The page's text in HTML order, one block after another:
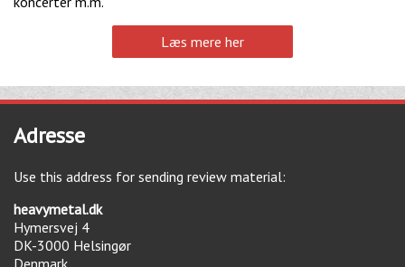
Læs mere her
Adresse
Use this address for sending review material:
heavymetal.dk
Hymersvej 4
DK-3000 Helsingør